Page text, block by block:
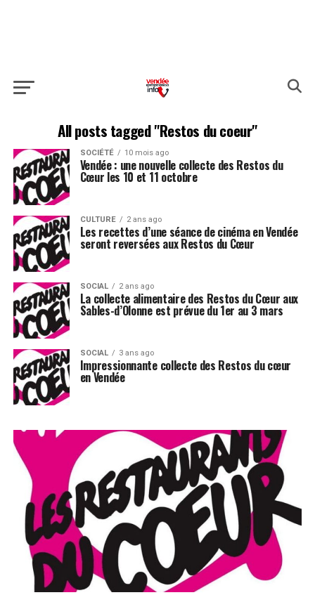
All posts tagged "Restos du coeur"
SOCIÉTÉ 10 mois ago
Vendée : une nouvelle collecte des Restos du
Cœur les 10 et 11 octobre
CULTURE 2 ans ago
Les recettes d’une séance de cinéma en Vendée
seront reversées aux Restos du Cœur
SOCIAL 2 ans ago
La collecte alimentaire des Restos du Cœur aux
Sables-d’Olonne est prévue du 1er au 3 mars
SOCIAL 3 ans ago
Impressionnante collecte des Restos du cœur
en Vendée